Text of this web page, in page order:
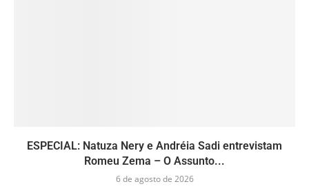
ESPECIAL: Natuza Nery e Andréia Sadi entrevistam
Romeu Zema – O Assunto...
6 de agosto de 2026